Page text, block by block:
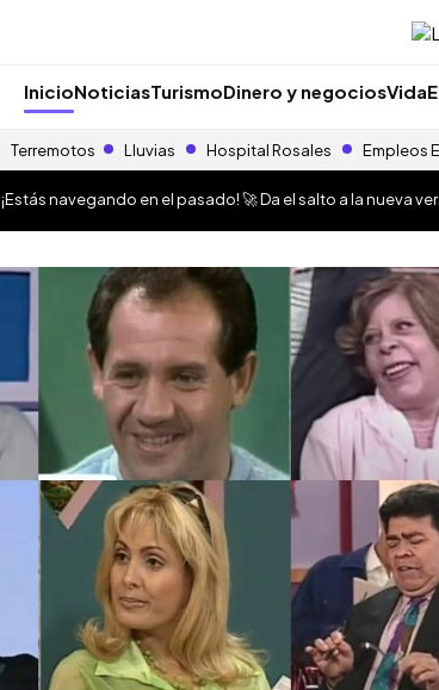
InicioNoticiasTurismoDinero y negociosVida
Terremotos Lluvias Hospital Rosales Empleos
¡Estás navegando en el pasado! 🚀 Da el salto a la nueva